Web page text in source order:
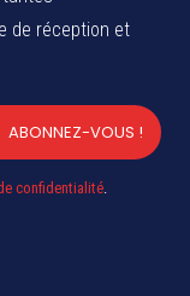
de réception et
ABONNEZ-VOUS !
confidentialité